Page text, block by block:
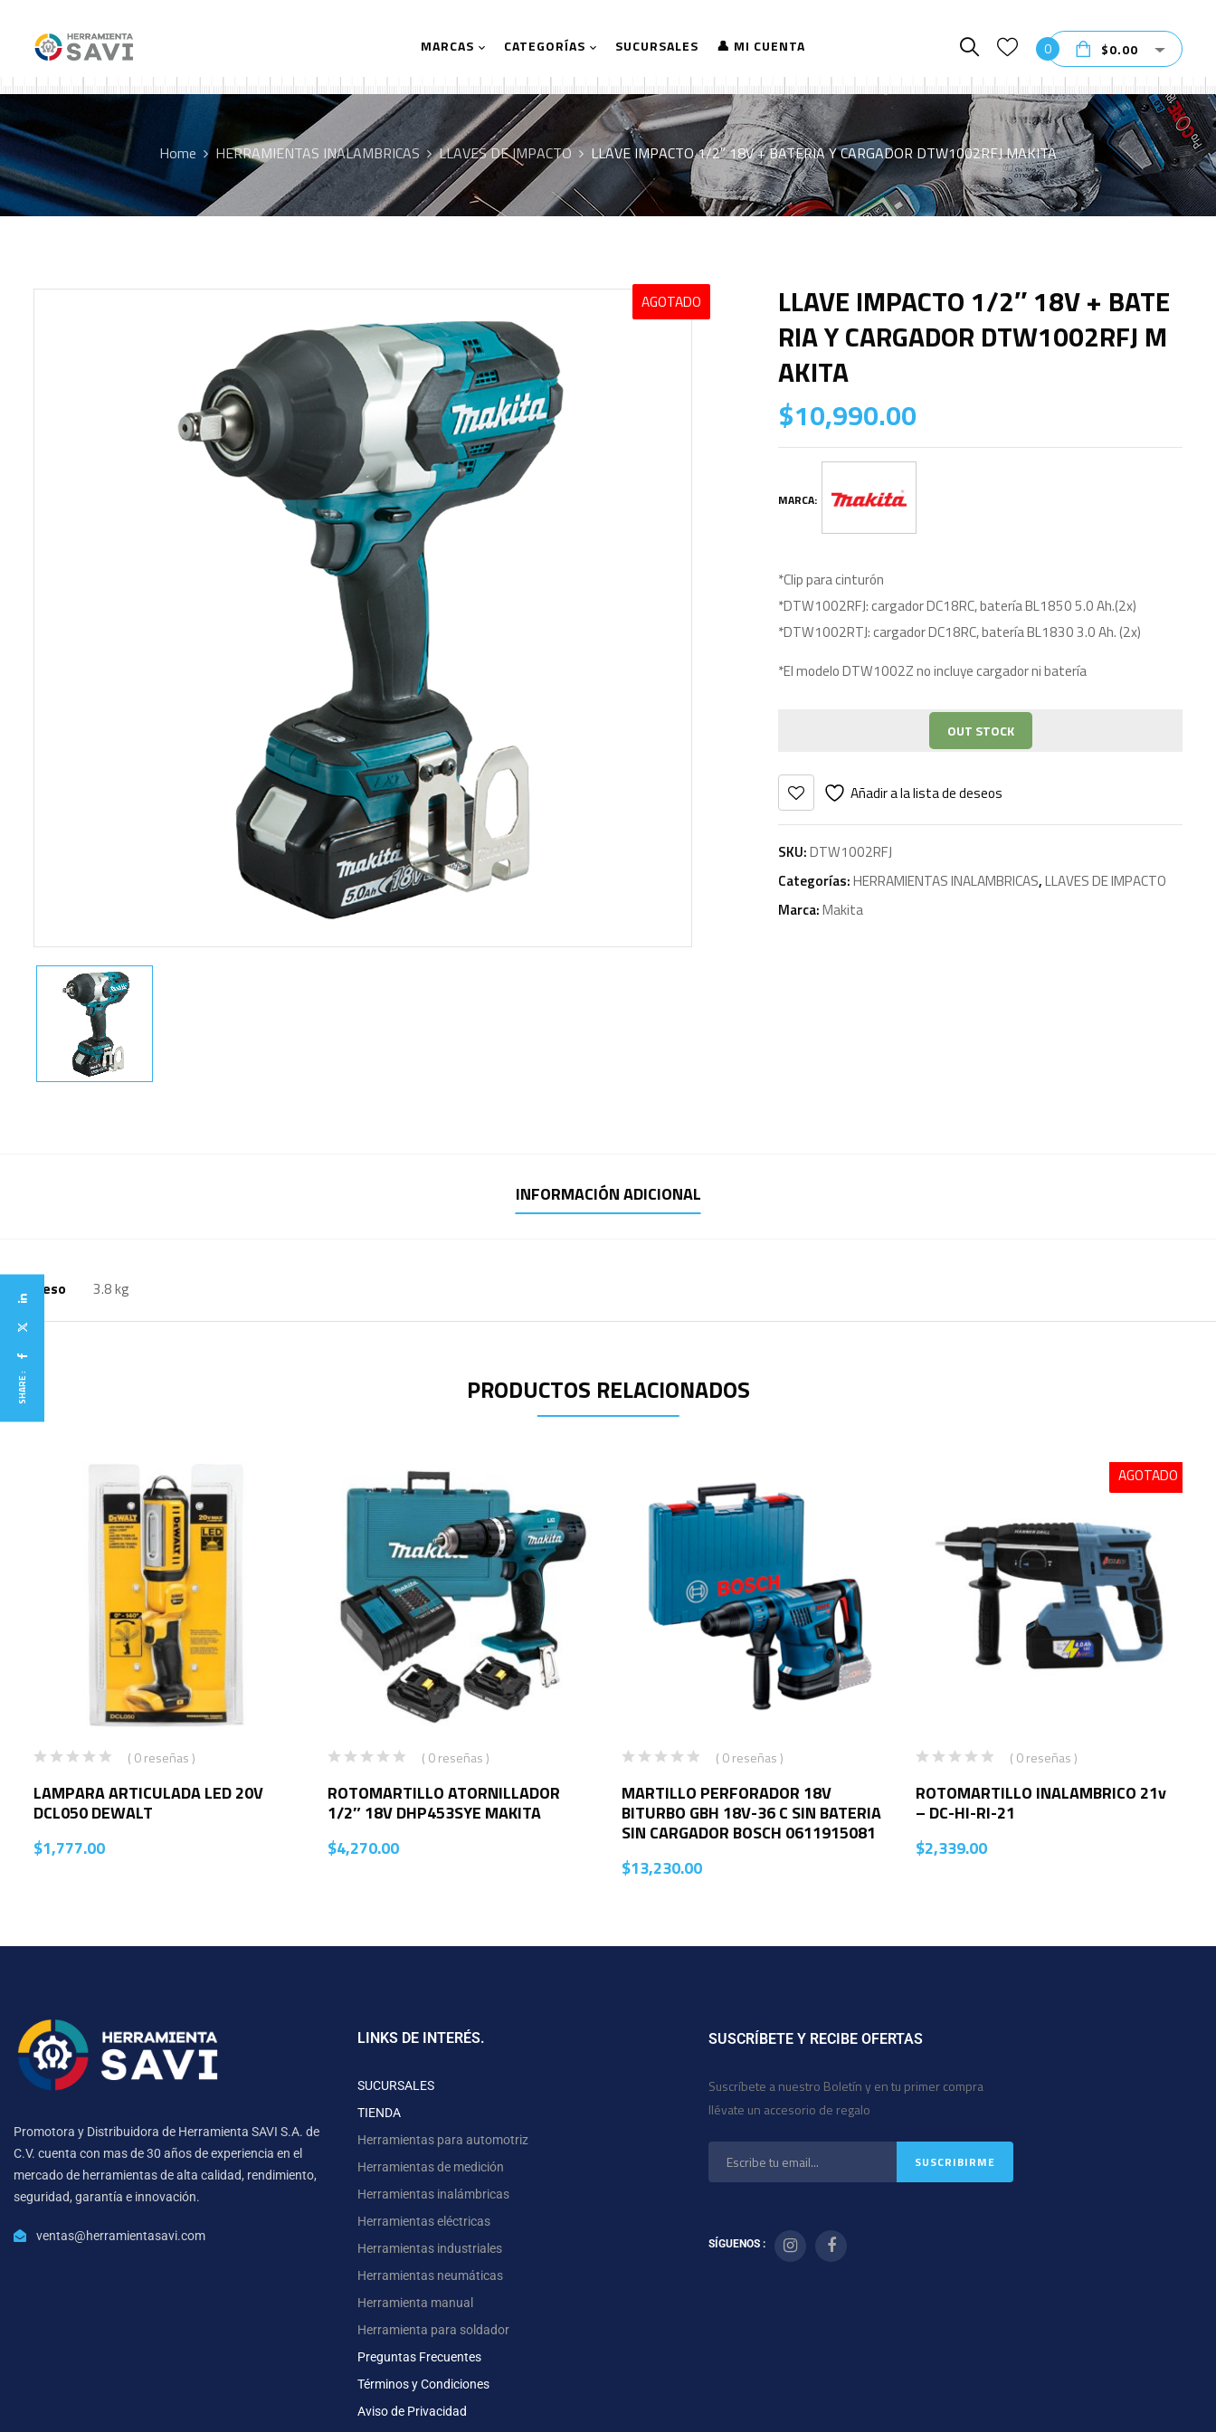
MARCAS CATEGORÍAS SUCURSALES 👤 MI CUENTA 0 $0.00
Home HERRAMIENTAS INALAMBRICAS LLAVES DE IMPACTO LLAVE IMPACTO 1/2″ 18V + BATERIA Y CARGADOR DTW1002RFJ MAKITA
AGOTADO
LLAVE IMPACTO 1/2″ 18V + BATE
RIA Y CARGADOR DTW1002RFJ M
AKITA
$10,990.00
MARCA:
*Clip para cinturón
*DTW1002RFJ: cargador DC18RC, batería BL1850 5.0 Ah.(2x)
*DTW1002RTJ: cargador DC18RC, batería BL1830 3.0 Ah. (2x)
*El modelo DTW1002Z no incluye cargador ni batería
OUT STOCK
Añadir a la lista de deseos
SKU:DTW1002RFJ
Categorías:HERRAMIENTAS INALAMBRICAS,LLAVES DE IMPACTO
Marca:Makita
INFORMACIÓN ADICIONAL
Peso 3.8 kg
SHARE : PRODUCTOS RELACIONADOS
( 0 reseñas )
LAMPARA ARTICULADA LED 20V
DCL050 DEWALT
$1,777.00
( 0 reseñas )
ROTOMARTILLO ATORNILLADOR
1/2″ 18V DHP453SYE MAKITA
$4,270.00
( 0 reseñas )
MARTILLO PERFORADOR 18V
BITURBO GBH 18V-36 C SIN BATERIA
SIN CARGADOR BOSCH 0611915081
$13,230.00
AGOTADO
( 0 reseñas )
ROTOMARTILLO INALAMBRICO 21v
– DC-HI-RI-21
$2,339.00
Promotora y Distribuidora de Herramienta SAVI S.A. de
C.V. cuenta con mas de 30 años de experiencia en el
mercado de herramientas de alta calidad, rendimiento,
seguridad, garantía e innovación.
ventas@herramientasavi.com
LINKS DE INTERÉS.
SUCURSALES
TIENDA
Herramientas para automotriz
Herramientas de medición
Herramientas inalámbricas
Herramientas eléctricas
Herramientas industriales
Herramientas neumáticas
Herramienta manual
Herramienta para soldador
Preguntas Frecuentes
Términos y Condiciones
Aviso de Privacidad
SUSCRÍBETE Y RECIBE OFERTAS
Suscríbete a nuestro Boletín y en tu primer compra
llévate un accesorio de regalo
SÍGUENOS :